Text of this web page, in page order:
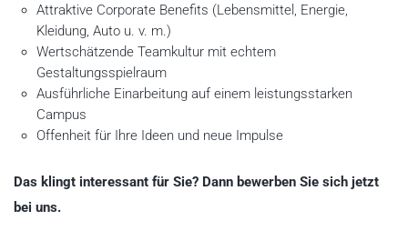
Attraktive Corporate Benefits (Lebensmittel, Energie,
Kleidung, Auto u. v. m.)
Wertschätzende Teamkultur mit echtem
Gestaltungsspielraum
Ausführliche Einarbeitung auf einem leistungsstarken
Campus
Offenheit für Ihre Ideen und neue Impulse
Das klingt interessant für Sie? Dann bewerben Sie sich jetzt
bei uns.